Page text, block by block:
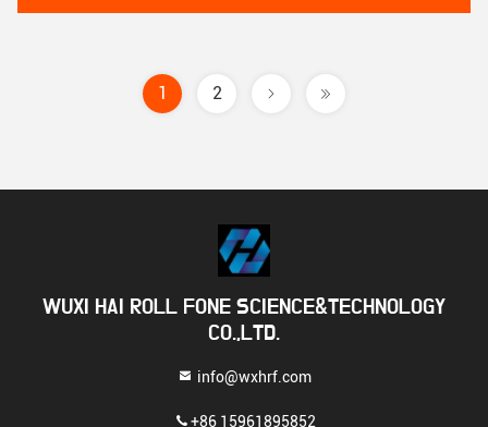
1 2
WUXI HAI ROLL FONE SCIENCE&TECHNOLOGY
CO.,LTD.
info@wxhrf.com
+86 15961895852